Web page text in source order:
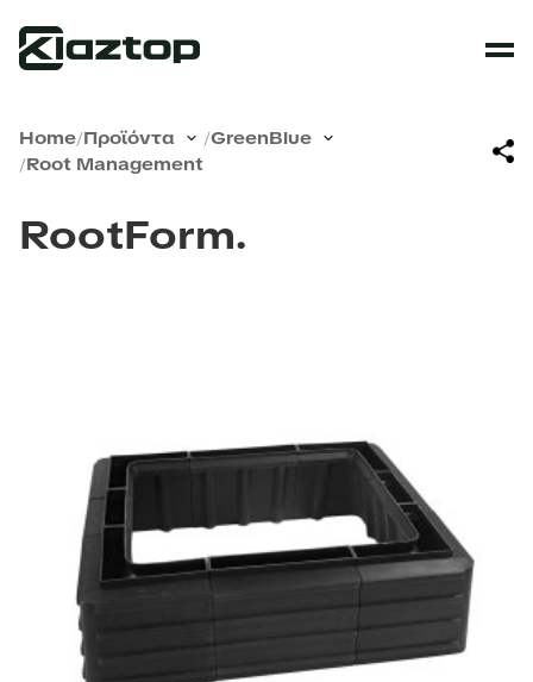
Home/Προϊόντα /GreenBlue
/Root Management
RootForm